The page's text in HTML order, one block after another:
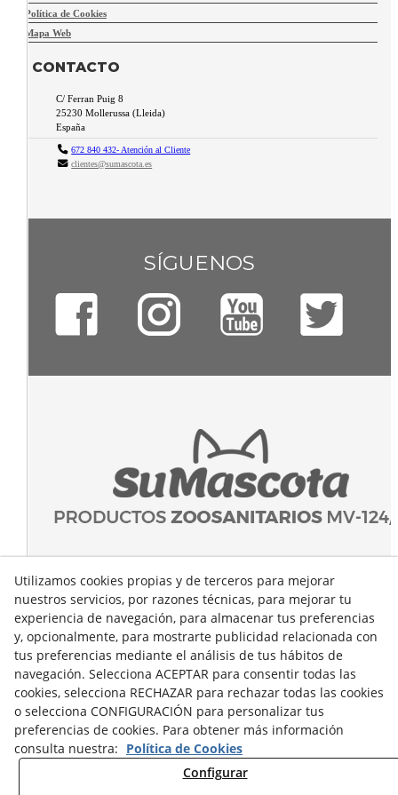
Política de Cookies
Mapa Web
CONTACTO
C/ Ferran Puig 8
25230 Mollerussa (Lleida)
España
672 840 432- Atención al Cliente
clientes@sumascota.es
SÍGUENOS
Utilizamos cookies propias y de terceros para mejorar
nuestros servicios, por razones técnicas, para mejorar tu
experiencia de navegación, para almacenar tus preferencias
y, opcionalmente, para mostrarte publicidad relacionada con
tus preferencias mediante el análisis de tus hábitos de
navegación. Selecciona ACEPTAR para consentir todas las
cookies, selecciona RECHAZAR para rechazar todas las cookies
o selecciona CONFIGURACIÓN para personalizar tus
preferencias de cookies. Para obtener más información
consulta nuestra: Política de Cookies
Configurar